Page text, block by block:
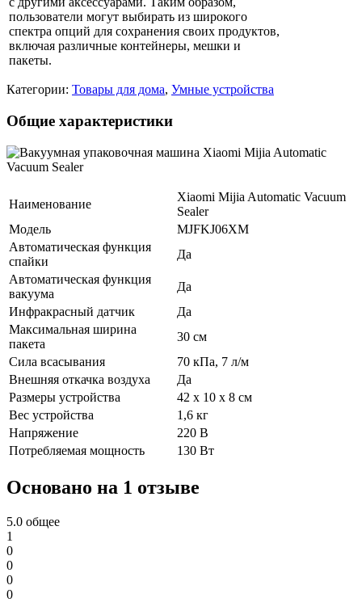
пользователи могут выбирать из широкого
спектра опций для сохранения своих продуктов,
включая различные контейнеры, мешки и
пакеты.
Категории: Товары для дома, Умные устройства
Общие характеристики
Наименование
Xiaomi Mijia Automatic Vacuum
Sealer
Модель
MJFKJ06XM
Автоматическая функция
спайки
Да
Автоматическая функция
вакуума
Да
Инфракрасный датчик
Да
Максимальная ширина
пакета
30 см
Сила всасывания
70 кПа, 7 л/м
Внешняя откачка воздуха
Да
Размеры устройства
42 x 10 x 8 см
Вес устройства
1,6 кг
Напряжение
220 В
Потребляемая мощность
130 Вт
Основано на 1 отзыве
5.0 общее
1
0
0
0
0